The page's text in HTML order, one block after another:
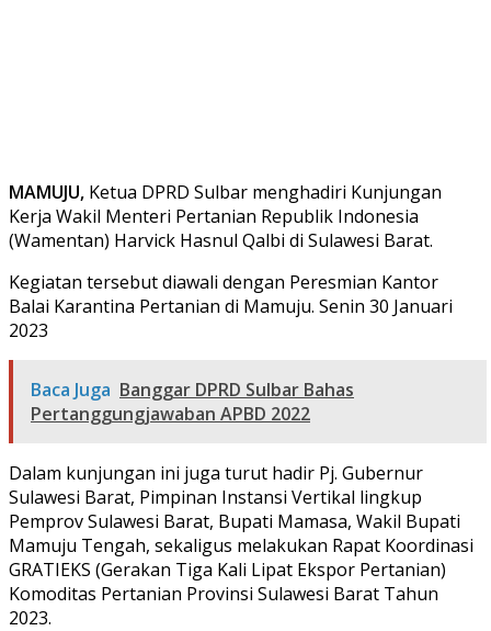
MAMUJU, Ketua DPRD Sulbar menghadiri Kunjungan
Kerja Wakil Menteri Pertanian Republik Indonesia
(Wamentan) Harvick Hasnul Qalbi di Sulawesi Barat.
Kegiatan tersebut diawali dengan Peresmian Kantor
Balai Karantina Pertanian di Mamuju. Senin 30 Januari
2023
Baca Juga Banggar DPRD Sulbar Bahas
Pertanggungjawaban APBD 2022
Dalam kunjungan ini juga turut hadir Pj. Gubernur
Sulawesi Barat, Pimpinan Instansi Vertikal lingkup
Pemprov Sulawesi Barat, Bupati Mamasa, Wakil Bupati
Mamuju Tengah, sekaligus melakukan Rapat Koordinasi
GRATIEKS (Gerakan Tiga Kali Lipat Ekspor Pertanian)
Komoditas Pertanian Provinsi Sulawesi Barat Tahun
2023.